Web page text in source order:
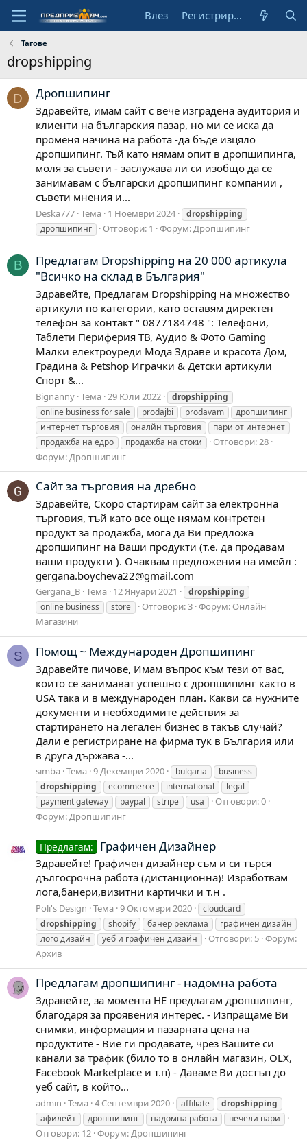
Влез Регистрирай се
Тагове
dropshipping
D Дропшипинг
Здравейте, имам сайт с вече изградена аудитория и
клиенти на българския пазар, но ми се иска да
променя начина на работа -да бъде изцяло
дропшипинг. Тъй като нямам опит в дропшипинга,
моля за съвети - заслужава ли си изобщо да се
занимавам с български дропшипинг компании ,
съвети мнения и...
Deska777 Тема 1 Ноември 2024
dropshipping
дропшипинг
Отговори: 1 Форум:Дропшипинг
B
Предлагам Dropshipping на 20 000 артикула
"Всичко на склад в България"
Здравейте, Предлагам Dropshipping на множество
артикули по категории, като оставям директен
телефон за контакт " 0877184748 ": Телефони,
Таблети Периферия ТВ, Аудио & Фото Gaming
Малки електроуреди Мода Здраве и красота Дом,
Градина & Petshop Играчки & Детски артикули
Спорт &...
Bignanny Тема 29 Юли 2022
dropshipping
online business for sale
prodajbi prodavam
дропшипинг
интернет търговия
оналйн търговия
пари от интернет
продажба на едро
продажба на стоки
Отговори: 28
Форум:Дропшипинг
Сайт за търговия на дребно
Здравейте, Скоро стартирам сайт за електронна
търговия, тъй като все още нямам контретен
продукт за продажба, мога да Ви предложа
дропшипинг на Ваши продукти (т.е. да продавам
ваши продукти ). Очаквам предложения на имейл :
gergana.boycheva22@gmail.com
Gergana_B Тема 12 Януари 2021
dropshipping
online business
store Отговори: 3 Форум: Онлайн
Магазини
S Помощ ~ Международен Дропшипинг
Здравейте пичове, Имам въпрос към тези от вас,
които се занимават успешно с дропшипинг както в
USA така и в международен план. Какви са нужните
документи и необходимите действия за
стартирането на легален бизнес в такъв случай?
Дали е регистриране на фирма тук в България или
в друга държава -...
simba Тема 9 Декември 2020 bulgaria
business
dropshipping
ecommerce international
legal
payment gateway
paypal stripe usa
Отговори: 0
Форум:Дропшипинг
Предлагам: Графичен Дизайнер
Здравейте! Графичен дизайнер съм и си търся
дългосрочна работа (дистанционна)! Изработвам
лога,банери,визитни картички и т.н .
Poli's Design Тема 9 Октомври 2020
cloudcard
dropshipping
shopify банер реклама
графичен дизайн
лого дизайн
уеб и графичен дизайн Отговори: 5 Форум:
Архив
Предлагам дропшипинг - надомна работа
Здравейте, за момента НЕ предлагам дропшипинг,
благодаря за проявения интерес. - Изпращаме Ви
снимки, информация и пазарната цена на
продуктите - Вие ги продавате, чрез Вашите си
канали за трафик (било то в онлайн магазин, OLX,
Facebook Marketplace и т.п) - Даваме Ви достъп до
уеб сайт, в който...
admin Тема 4 Септември 2020 affiliate
dropshipping
афилейт
дропшипинг надомна работа печели пари
Отговори: 12 Форум:Дропшипинг